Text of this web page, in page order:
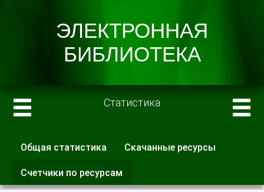
Статистика
Главные вкладки
Общая статистика Скачанные ресурсы
Счетчики по ресурсам
вкладка)